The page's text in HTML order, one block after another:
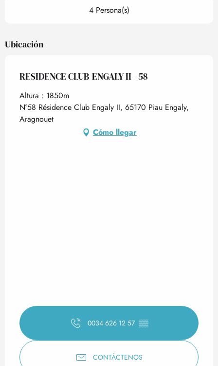
4 Persona(s)
Ubicación
RESIDENCE CLUB-ENGALY II - 58
Altura : 1850m
N°58 Résidence Club Engaly II, 65170 Piau Engaly,
Aragnouet
Cómo llegar
0034 626 12 57 ▒▒
CONTÁCTENOS